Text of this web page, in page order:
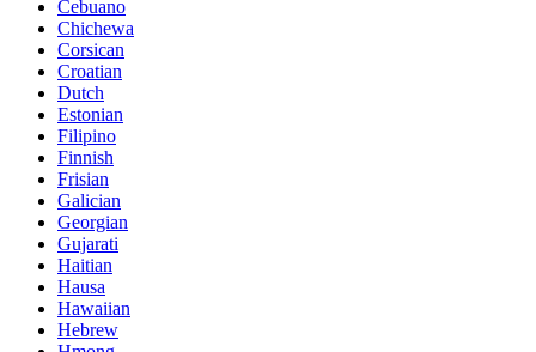
Cebuano
Chichewa
Corsican
Croatian
Dutch
Estonian
Filipino
Finnish
Frisian
Galician
Georgian
Gujarati
Haitian
Hausa
Hawaiian
Hebrew